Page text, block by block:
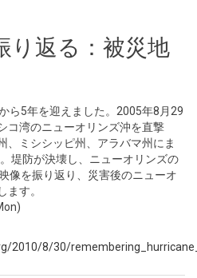
り返る：被災地
ら5年を迎えました。2005年8月29
コ湾のニューオリンズ沖を直撃
、ミシシッピ州、アラバマ州にま
堤防が決壊し、ニューオリンズの
像を振り返り、災害後のニューオ
ます。
2010/8/30/